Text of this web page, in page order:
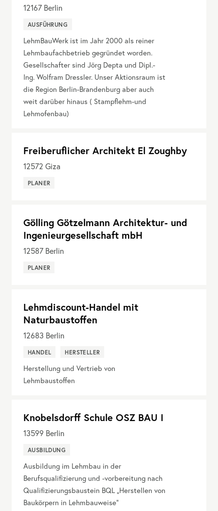
12167 Berlin
AUSFÜHRUNG
LehmBauWerk ist im Jahr 2000 als reiner
Lehmbaufachbetrieb gegründet worden.
Gesellschafter sind Jörg Depta und Dipl.-
Ing. Wolfram Dressler. Unser Aktionsraum ist
die Region Berlin-Brandenburg aber auch
weit darüber hinaus ( Stampflehm-und
Lehmofenbau)
Freiberuflicher Architekt El Zoughby
12572 Giza
PLANER
Gölling Götzelmann Architektur- und
Ingenieurgesellschaft mbH
12587 Berlin
PLANER
Lehmdiscount-Handel mit
Naturbaustoffen
12683 Berlin
HANDEL HERSTELLER
Herstellung und Vertrieb von
Lehmbaustoffen
Knobelsdorff Schule OSZ BAU I
13599 Berlin
AUSBILDUNG
Ausbildung im Lehmbau in der
Berufsqualifizierung und -vorbereitung nach
Qualifizierungsbaustein BQL „Herstellen von
Baukörpern in Lehmbauweise“